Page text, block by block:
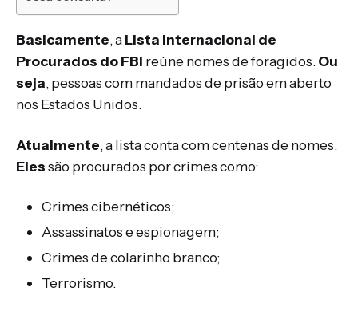
Basicamente, aLista Internacional de
Procurados do FBI reúne nomes de foragidos. Ou
seja, pessoas com mandados de prisão em aberto
nos Estados Unidos.
Atualmente, a lista conta com centenas de nomes.
Elessão procurados por crimes como:
Crimes cibernéticos;
Assassinatos e espionagem;
Crimes de colarinho branco;
Terrorismo.